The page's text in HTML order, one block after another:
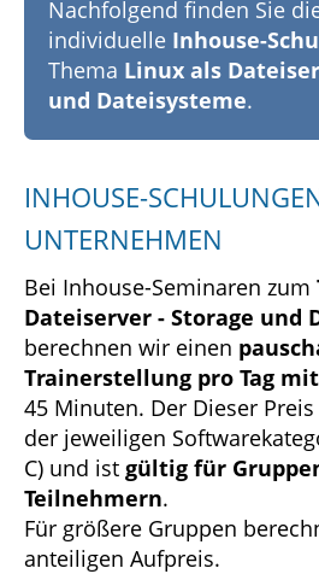
Nachfolgend finden Sie
individuelle Inhouse-
Thema Linux als
und Dateisysteme.
INHOUSE-
UNTERNEHMEN
Bei Inhouse-Seminaren zum
Dateiserver - Storage und
berechnen wir einen
Trainerstellung pro Tag
45 Minuten. Der Dieser
der jeweiligen
C) und ist gültig für
Teilnehmern.
Für größere Gruppen
anteiligen Aufpreis.